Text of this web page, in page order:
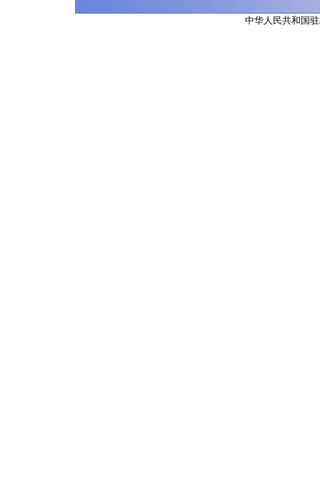
中华人民共和国